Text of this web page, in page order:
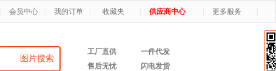
会员中心 我的订单 收藏夹 供应商中心 更多服务
图片搜索
工厂直供
一件代发
售后无忧
闪电发货